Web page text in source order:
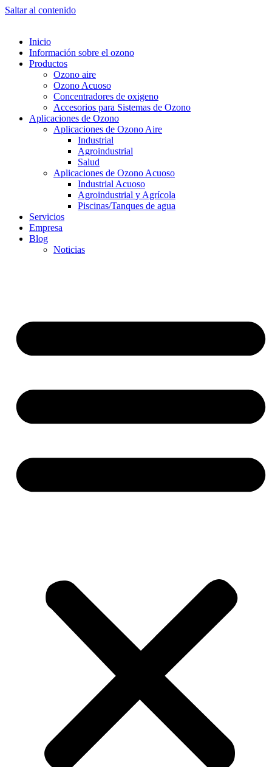
Saltar al contenido
Inicio
Información sobre el ozono
Productos
Ozono aire
Ozono Acuoso
Concentradores de oxigeno
Accesorios para Sistemas de Ozono
Aplicaciones de Ozono
Aplicaciones de Ozono Aire
Industrial
Agroindustrial
Salud
Aplicaciones de Ozono Acuoso
Industrial Acuoso
Agroindustrial y Agrícola
Piscinas/Tanques de agua
Servicios
Empresa
Blog
Noticias